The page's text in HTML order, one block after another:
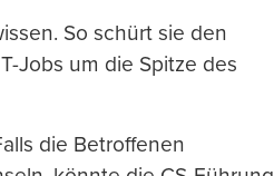
So schürt sie den
Jobs um die Spitze des
die Betroffenen